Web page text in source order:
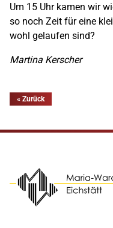
Um 15 Uhr kamen wir
so noch Zeit für eine
wohl gelaufen sind?
Martina Kerscher
« Zurück